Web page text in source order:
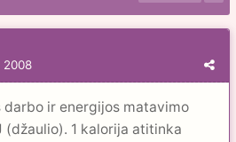
2008
darbo ir energijos matavimo
(džaulio). 1 kalorija atitinka